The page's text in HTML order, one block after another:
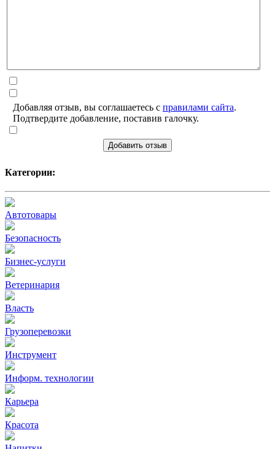
Добавляя отзыв, вы соглашаетесь с правилами сайта.
Подтвердите добавление, поставив галочку.
Добавить отзыв
Категории:
Автотовары
Безопасность
Бизнес-услуги
Ветеринария
Власть
Грузоперевозки
Инструмент
Информ. технологии
Карьера
Красота